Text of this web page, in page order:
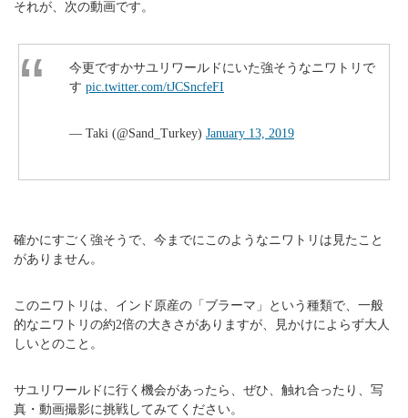
それが、次の動画です。
今更ですかサユリワールドにいた強そうなニワトリで
す pic.twitter.com/tJCSncfeFI
— Taki (@Sand_Turkey) January 13, 2019
確かにすごく強そうで、今までにこのようなニワトリは見たこと
がありません。
このニワトリは、インド原産の「ブラーマ」という種類で、一般
的なニワトリの約2倍の大きさがありますが、見かけによらず大人
しいとのこと。
サユリワールドに行く機会があったら、ぜひ、触れ合ったり、写
真・動画撮影に挑戦してみてください。